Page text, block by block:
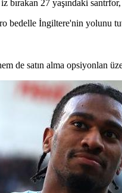
bırakan 27 yaşındaki
bedelle İngiltere'nin
de satın alma opsiyonlan